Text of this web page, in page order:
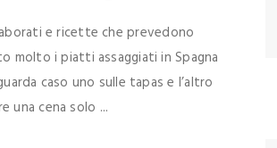
e ricette che prevedono
molto i piatti assaggiati in Spagna
caso uno sulle tapas e l’altro
una cena solo ...